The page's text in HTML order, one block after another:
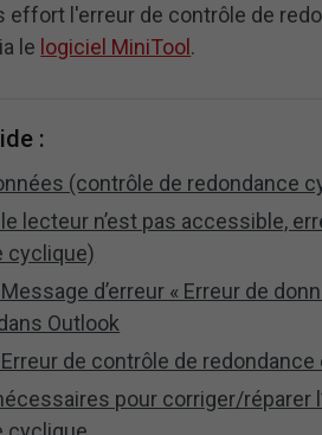
effort l'erreur de contrôle de
le logiciel MiniTool .
:
(contrôle de redondance
lecteur n’est pas accessible,
cyclique)
d’erreur « Erreur de
Outlook
de contrôle de
pour corriger/réparer